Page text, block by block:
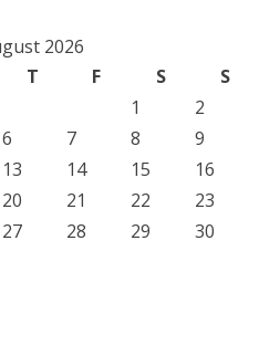
2026
T F S
S
1
2
6 7 8
9
13 14 15
16
20 21 22
23
27 28 29
30